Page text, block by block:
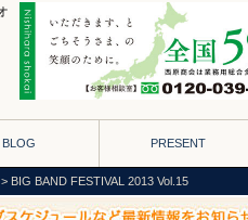
BLOG PRESENT
> BIG BAND FESTIVAL 2013 Vol.15